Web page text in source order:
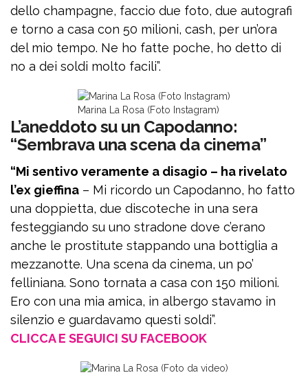
dello champagne, faccio due foto, due autografi
e torno a casa con 50 milioni, cash, per un’ora
del mio tempo. Ne ho fatte poche, ho detto di
no a dei soldi molto facili”.
Marina La Rosa (Foto Instagram)
L’aneddoto su un Capodanno:
“Sembrava una scena da cinema”
“Mi sentivo veramente a disagio – ha rivelato
l’ex gieffina – Mi ricordo un Capodanno, ho fatto
una doppietta, due discoteche in una sera
festeggiando su uno stradone dove c’erano
anche le prostitute stappando una bottiglia a
mezzanotte. Una scena da cinema, un po’
felliniana. Sono tornata a casa con 150 milioni.
Ero con una mia amica, in albergo stavamo in
silenzio e guardavamo questi soldi”.
CLICCA E SEGUICI SU FACEBOOK